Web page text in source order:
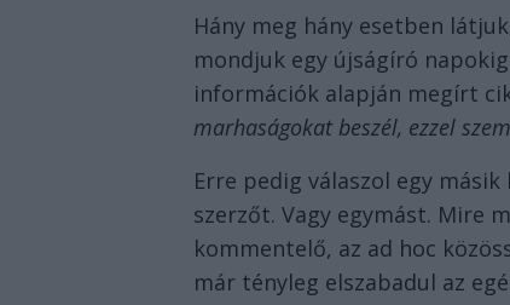
Hány meg hány esetben
mondjuk egy újságíró
információk alapján megírt
marhaságokat beszél, ezzel
Erre pedig válaszol egy
szerzőt. Vagy egymást. Mire
kommentelő, az ad hoc
már tényleg elszabadul az